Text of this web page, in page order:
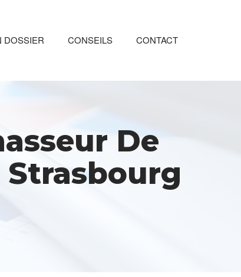
DOSSIER CONSEILS CONTACT
De
Strasbourg